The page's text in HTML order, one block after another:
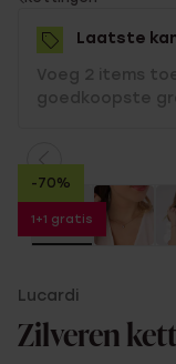
are
here:
Laatste
Voeg 2 items
goedkoopste
-70%
1+1 gratis
Lucardi
Zilveren